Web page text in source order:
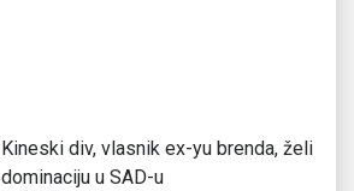
Kineski div, vlasnik ex-yu brenda, želi
dominaciju u SAD-u